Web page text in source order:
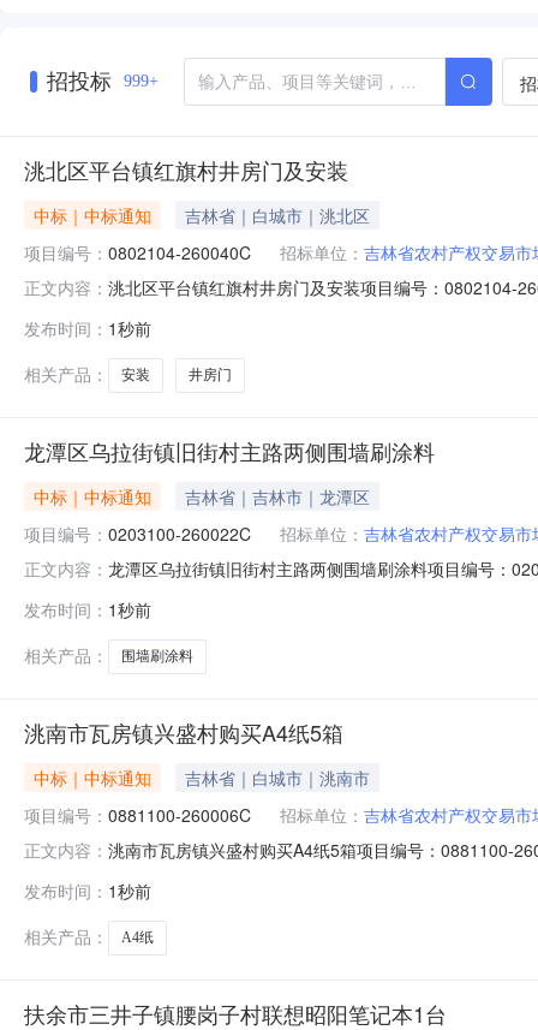
招投标 999+
洮北区平台镇红旗村井房门及安装
中标｜中标通知
吉林省｜白城市｜洮北区
项目编号： 0802104-260040C 招标单位： 吉林省农村产权交易市
正文内容： 洮北区平台镇红旗村井房门及安装项目编号：0802104-
开栏、吉林省白城市洮北区平台镇红旗村股份经济合作
发布时间： 1秒前
相关产品：
安装 井房门
龙潭区乌拉街镇旧街村主路两侧围墙刷涂料
中标｜中标通知
吉林省｜吉林市｜龙潭区
项目编号： 0203100-260022C 招标单位： 吉林省农村产权交易市
正文内容： 龙潭区乌拉街镇旧街村主路两侧围墙刷涂料项目编号：
拉街镇池南区政府公开栏、吉林省吉林市龙潭区乌拉街
发布时间： 1秒前
相关产品：
围墙刷涂料
洮南市瓦房镇兴盛村购买A4纸5箱
中标｜中标通知
吉林省｜白城市｜洮南市
项目编号： 0881100-260006C 招标单位： 吉林省农村产权交易市
正文内容： 洮南市瓦房镇兴盛村购买A4纸5箱项目编号：0881100-
吉林省洮南市瓦房镇兴盛村村民委员会采购人：王善强
发布时间： 1秒前
相关产品：
A4纸
扶余市三井子镇腰岗子村联想昭阳笔记本1台